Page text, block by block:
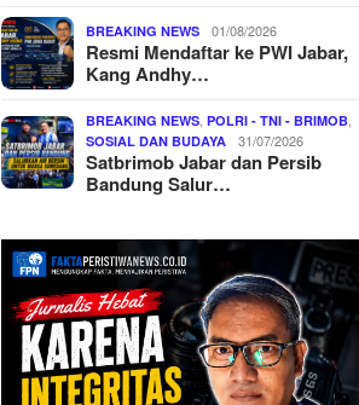
BREAKING NEWS 01/08/2026
Resmi Mendaftar ke PWI Jabar,
Kang Andhy…
BREAKING NEWS ,POLRI - TNI - BRIMOB
SOSIAL DAN BUDAYA 31/07/2026
Satbrimob Jabar dan Persib
Bandung Salur…